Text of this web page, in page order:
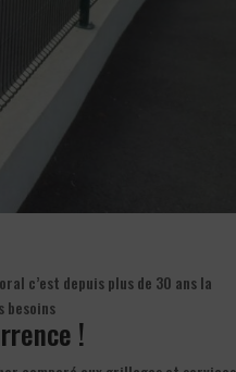
c’est depuis plus de 30 ans la
besoins
!